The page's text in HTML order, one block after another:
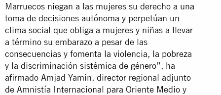
Marruecos niegan a las mujeres su derecho a una
toma de decisiones autónoma y perpetúan un
clima social que obliga a mujeres y niñas a llevar
a término su embarazo a pesar de las
consecuencias y fomenta la violencia, la pobreza
y la discriminación sistémica de género”, ha
afirmado Amjad Yamin, director regional adjunto
de Amnistía Internacional para Oriente Medio y